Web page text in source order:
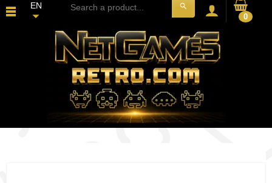
EN
search
0